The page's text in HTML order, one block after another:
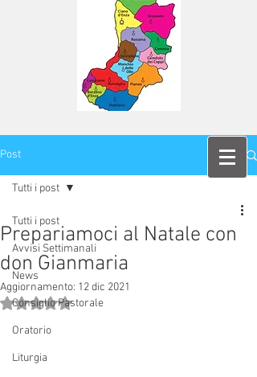
Post
Tutti i post
Avvisi Settimanali
News
Consiglio Pastorale
Oratorio
Liturgia
Tutti i post
Prepariamoci al Natale con
don Gianmaria
Aggiornamento: 12 dic 2021
Valutazione NaN stelle su 5.